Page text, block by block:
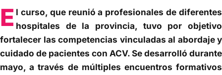
E l curso, que reunió a profesionales de diferentes
hospitales de la provincia, tuvo por objetivo
fortalecer las competencias vinculadas al abordaje y
cuidado de pacientes con ACV. Se desarrolló durante
mayo, a través de múltiples encuentros formativos